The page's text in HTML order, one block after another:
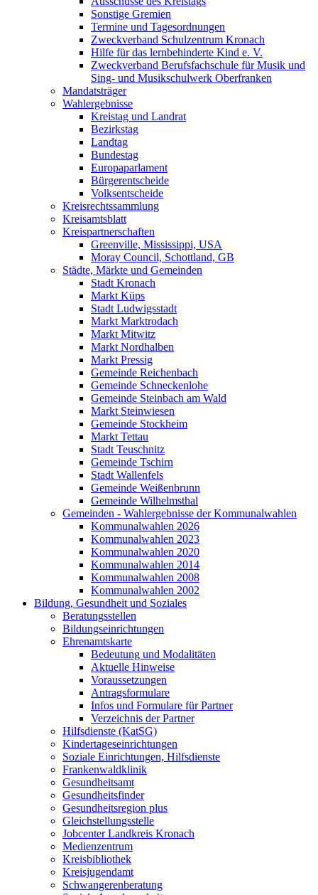
Sonstige Gremien
Termine und Tagesordnungen
Zweckverband Schulzentrum Kronach
Hilfe für das lernbehinderte Kind e. V.
Zweckverband Berufsfachschule für Musik und
Sing- und Musikschulwerk Oberfranken
Mandatsträger
Wahlergebnisse
Kreistag und Landrat
Bezirkstag
Landtag
Bundestag
Europaparlament
Bürgerentscheide
Volksentscheide
Kreisrechtssammlung
Kreisamtsblatt
Kreispartnerschaften
Greenville, Mississippi, USA
Moray Council, Schottland, GB
Städte, Märkte und Gemeinden
Stadt Kronach
Markt Küps
Stadt Ludwigsstadt
Markt Marktrodach
Markt Mitwitz
Markt Nordhalben
Markt Pressig
Gemeinde Reichenbach
Gemeinde Schneckenlohe
Gemeinde Steinbach am Wald
Markt Steinwiesen
Gemeinde Stockheim
Markt Tettau
Stadt Teuschnitz
Gemeinde Tschirn
Stadt Wallenfels
Gemeinde Weißenbrunn
Gemeinde Wilhelmsthal
Gemeinden - Wahlergebnisse der Kommunalwahlen
Kommunalwahlen 2026
Kommunalwahlen 2023
Kommunalwahlen 2020
Kommunalwahlen 2014
Kommunalwahlen 2008
Kommunalwahlen 2002
Bildung, Gesundheit und Soziales
Beratungsstellen
Bildungseinrichtungen
Ehrenamtskarte
Bedeutung und Modalitäten
Aktuelle Hinweise
Voraussetzungen
Antragsformulare
Infos und Formulare für Partner
Verzeichnis der Partner
Hilfsdienste (KatSG)
Kindertageseinrichtungen
Soziale Einrichtungen, Hilfsdienste
Frankenwaldklinik
Gesundheitsamt
Gesundheitsfinder
Gesundheitsregion plus
Gleichstellungsstelle
Jobcenter Landkreis Kronach
Medienzentrum
Kreisbibliothek
Kreisjugendamt
Schwangerenberatung